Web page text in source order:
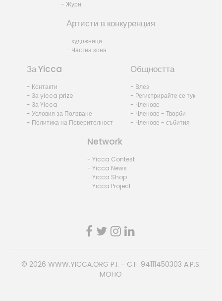
- Жури
Артисти в конкуренция
- художници
- Частна зона
За Yicca
- Контакти
- За yicca prize
- За Yicca
- Условия за Ползване
- Политика на Поверителност
Общността
- Влез
- Регистрирайте се тук
- Членове
- Членове - Творби
- Членове - събития
Network
- Yicca Contest
- Yicca News
- Yicca Shop
- Yicca Project
© 2026 WWW.YICCA.ORG P.I. - C.F. 94111450303 A.P.S.
MOHO